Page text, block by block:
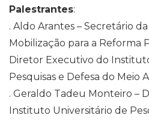
Palestrantes:
. Aldo Arantes – Secretário
Mobilização para a Reforma
Diretor Executivo do
Pesquisas e Defesa do Meio
. Geraldo Tadeu Monteiro –
Instituto Universitário de